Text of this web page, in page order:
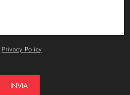
Privacy Policy
INVIA